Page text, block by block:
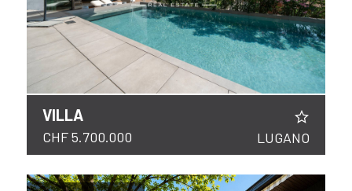
VILLA
CHF 5.700.000 LUGANO